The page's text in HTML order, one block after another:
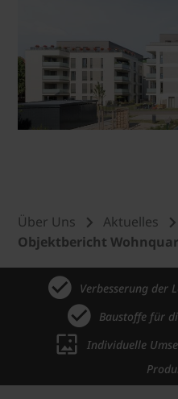
Über Uns Aktuelles
Objektbericht
Verbesserung der
Baustoffe für
Individuelle